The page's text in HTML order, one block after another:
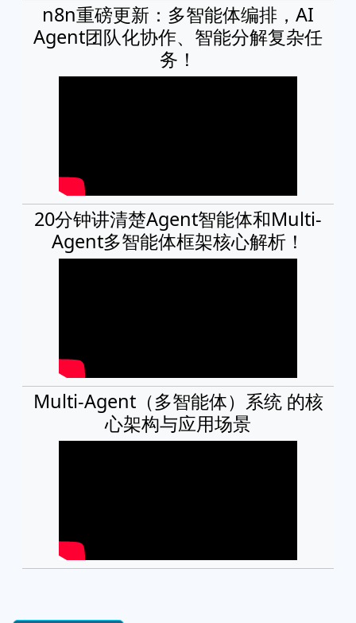
n8n重磅更新：多智能体编排，AI
Agent团队化协作、智能分解复杂任
务！
20分钟讲清楚Agent智能体和Multi-
Agent多智能体框架核心解析！
Multi-Agent（多智能体）系统 的核
心架构与应用场景